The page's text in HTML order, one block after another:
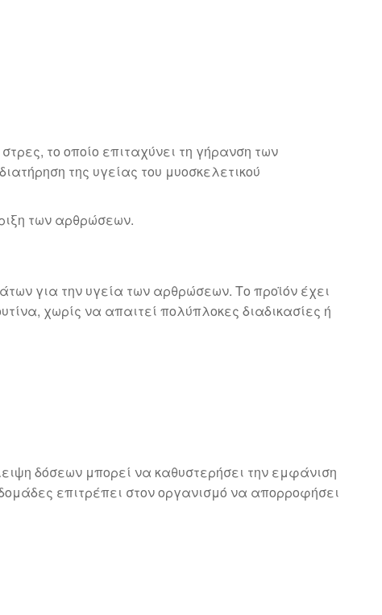
το οποίο επιταχύνει τη γήρανση των
της υγείας του μυοσκελετικού
των αρθρώσεων.
για την υγεία των αρθρώσεων. Το προϊόν έχει
χωρίς να απαιτεί πολύπλοκες διαδικασίες ή
δόσεων μπορεί να καθυστερήσει την εμφάνιση
επιτρέπει στον οργανισμό να απορροφήσει